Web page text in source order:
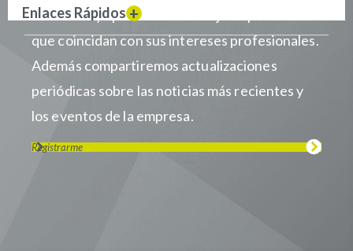
cuando haya puestos de trabajo disponibles
que coincidan con sus intereses profesionales.
Además compartiremos actualizaciones
periódicas sobre las noticias más recientes y
los eventos de la empresa.
Registrarme
Enlaces Rápidos